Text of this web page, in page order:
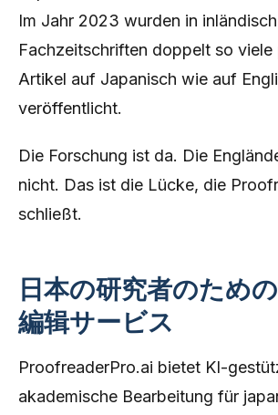
Im Jahr 2023 wurden in
Fachzeitschriften doppelt so
Artikel auf Japanisch wie auf
veröffentlicht.
Die Forschung ist da. Die
nicht. Das ist die Lücke, die
schließt.
日本の研究者のため
編辑サービス
ProofreaderPro.ai bietet KI-
akademische Bearbeitung für